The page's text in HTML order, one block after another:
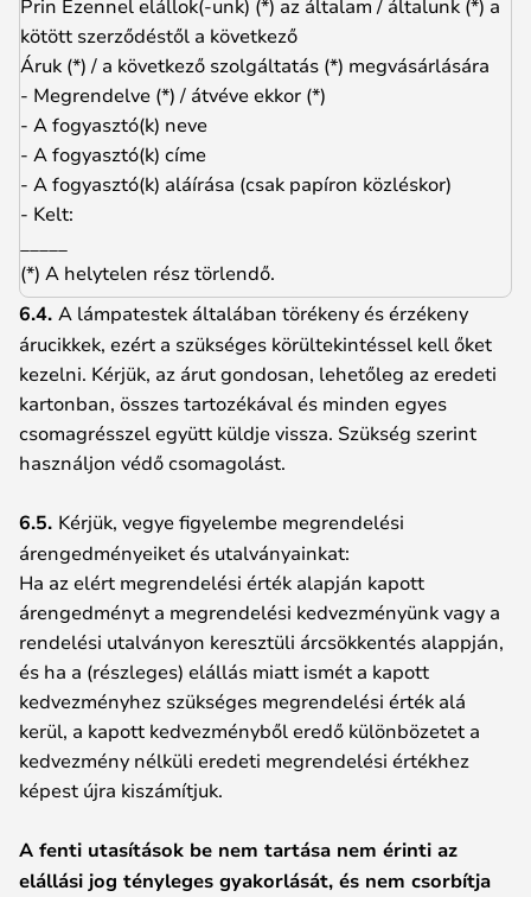
Prin Ezennel elállok(-unk) (*) az általam / általunk (*) a
kötött szerződéstől a következő
Áruk (*) / a következő szolgáltatás (*) megvásárlására
- Megrendelve (*) / átvéve ekkor (*)
- A fogyasztó(k) neve
- A fogyasztó(k) címe
- A fogyasztó(k) aláírása (csak papíron közléskor)
- Kelt:
(*) A helytelen rész törlendő.
6.4. A lámpatestek általában törékeny és érzékeny
árucikkek, ezért a szükséges körültekintéssel kell őket
kezelni. Kérjük, az árut gondosan, lehetőleg az eredeti
kartonban, összes tartozékával és minden egyes
csomagrésszel együtt küldje vissza. Szükség szerint
használjon védő csomagolást.
6.5. Kérjük, vegye figyelembe megrendelési
árengedményeiket és utalványainkat:
Ha az elért megrendelési érték alapján kapott
árengedményt a megrendelési kedvezményünk vagy a
rendelési utalványon keresztüli árcsökkentés alappján,
és ha a (részleges) elállás miatt ismét a kapott
kedvezményhez szükséges megrendelési érték alá
kerül, a kapott kedvezményből eredő különbözetet a
kedvezmény nélküli eredeti megrendelési értékhez
képest újra kiszámítjuk.
A fenti utasítások be nem tartása nem érinti az
elállási jog tényleges gyakorlását, és nem csorbítja